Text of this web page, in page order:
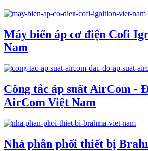
Máy biến áp cơ điện Cofi
Nam
Công tắc áp suất AirCom -
AirCom Việt Nam
Nhà phân phối thiết bị